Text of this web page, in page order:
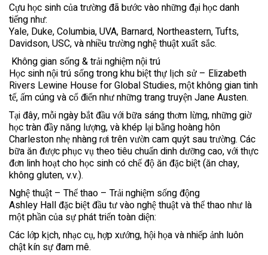
Cựu học sinh của trường đã bước vào những đại học danh
tiếng như:
Yale, Duke, Columbia, UVA, Barnard, Northeastern, Tufts,
Davidson, USC, và nhiều trường nghệ thuật xuất sắc.
️ Không gian sống & trải nghiệm nội trú
Học sinh nội trú sống trong khu biệt thự lịch sử – Elizabeth
Rivers Lewine House for Global Studies, một không gian tinh
tế, ấm cúng và cổ điển như những trang truyện Jane Austen.
Tại đây, mỗi ngày bắt đầu với bữa sáng thơm lừng, những giờ
học tràn đầy năng lượng, và khép lại bằng hoàng hôn
Charleston nhẹ nhàng rơi trên vườn cam quýt sau trường. Các
bữa ăn được phục vụ theo tiêu chuẩn dinh dưỡng cao, với thực
đơn linh hoạt cho học sinh có chế độ ăn đặc biệt (ăn chay,
không gluten, v.v.).
Nghệ thuật – Thể thao – Trải nghiệm sống động
Ashley Hall đặc biệt đầu tư vào nghệ thuật và thể thao như là
một phần của sự phát triển toàn diện:
Các lớp kịch, nhạc cụ, hợp xướng, hội họa và nhiếp ảnh luôn
chật kín sự đam mê.